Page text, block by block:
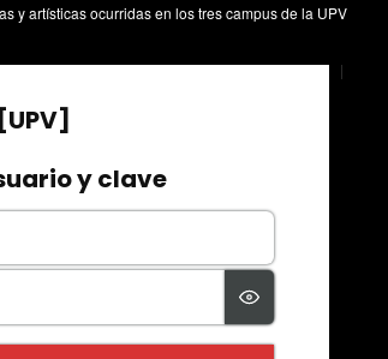
y artísticas ocurridas en los tres campus de la UPV